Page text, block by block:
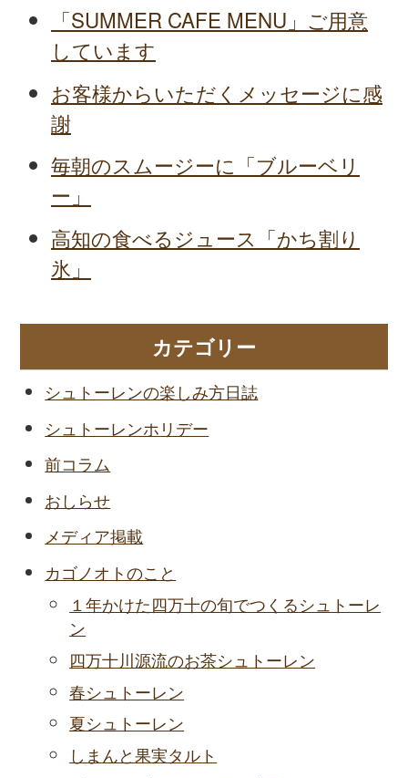
「SUMMER CAFE MENU」ご用意
しています
お客様からいただくメッセージに感
謝
毎朝のスムージーに「ブルーベリ
ー」
高知の食べるジュース「かち割り
氷」
カテゴリー
シュトーレンの楽しみ方日誌
シュトーレンホリデー
前コラム
おしらせ
メディア掲載
カゴノオトのこと
１年かけた四万十の旬でつくるシュトーレ
ン
四万十川源流のお茶シュトーレン
春シュトーレン
夏シュトーレン
しまんと果実タルト